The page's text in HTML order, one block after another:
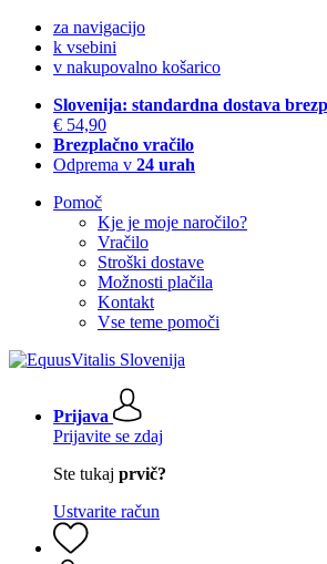
za navigacijo
k vsebini
v nakupovalno košarico
Slovenija: standardna dostava
€ 54,90
Brezplačno vračilo
Odprema v 24 urah
Pomoč
Kje je moje naročilo?
Vračilo
Stroški dostave
Možnosti plačila
Kontakt
Vse teme pomoči
Prijava
Prijavite se zdaj
Ste tukaj prvič?
Ustvarite račun